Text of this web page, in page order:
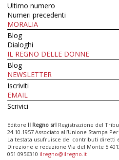
Ultimo numero
Numeri precedenti
MORALIA
Blog
Dialoghi
IL REGNO DELLE DONNE
Blog
NEWSLETTER
Iscriviti
EMAIL
Scrivici
Editore Il Regno srl Registrazione del
24.10.1957 Associato all’Unione Stampa
La testata usufruisce dei contributi diretti
Direzione e redazione Via del Monte 5
051 0956310 ilregno@ilregno.it